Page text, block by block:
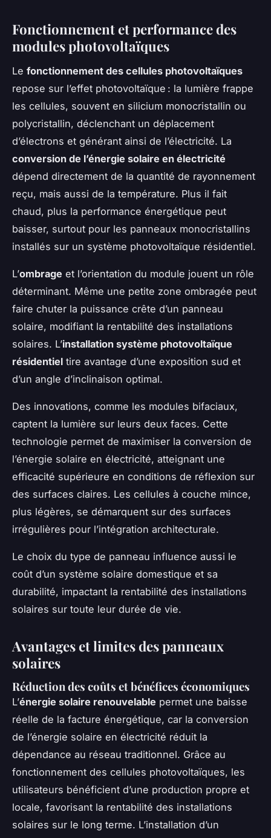
Fonctionnement et performance des
modules photovoltaïques
Le fonctionnement des cellules photovoltaïques
repose sur l’effet photovoltaïque : la lumière frappe
les cellules, souvent en silicium monocristallin ou
polycristallin, déclenchant un déplacement
d’électrons et générant ainsi de l’électricité. La
conversion de l’énergie solaire en électricité
dépend directement de la quantité de rayonnement
reçu, mais aussi de la température. Plus il fait
chaud, plus la performance énergétique peut
baisser, surtout pour les panneaux monocristallins
installés sur un système photovoltaïque résidentiel.
L’ombrage et l’orientation du module jouent un rôle
déterminant. Même une petite zone ombragée peut
faire chuter la puissance crête d’un panneau
solaire, modifiant la rentabilité des installations
solaires. L’installation système photovoltaïque
résidentiel tire avantage d’une exposition sud et
d’un angle d’inclinaison optimal.
Des innovations, comme les modules bifaciaux,
captent la lumière sur leurs deux faces. Cette
technologie permet de maximiser la conversion de
l’énergie solaire en électricité, atteignant une
efficacité supérieure en conditions de réflexion sur
des surfaces claires. Les cellules à couche mince,
plus légères, se démarquent sur des surfaces
irrégulières pour l’intégration architecturale.
Le choix du type de panneau influence aussi le
coût d’un système solaire domestique et sa
durabilité, impactant la rentabilité des installations
solaires sur toute leur durée de vie.
Avantages et limites des panneaux
solaires
Réduction des coûts et bénéfices économiques
L’énergie solaire renouvelable permet une baisse
réelle de la facture énergétique, car la conversion
de l’énergie solaire en électricité réduit la
dépendance au réseau traditionnel. Grâce au
fonctionnement des cellules photovoltaïques, les
utilisateurs bénéficient d’une production propre et
locale, favorisant la rentabilité des installations
solaires sur le long terme. L’installation d’un